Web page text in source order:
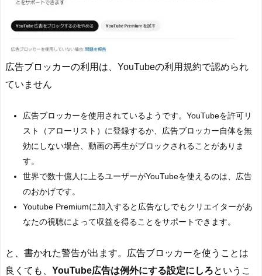
広告ブロッカーの利用は、YouTubeの利用規約で認められ
ていません
広告ブロッカーを使用されているようです。YouTubeを許可リ
スト（アローリスト）に登録するか、広告ブロッカー自体を無
効にしない場合、動画の再生がブロックされることがありま
す。
世界で数十億人に上るユーザーがYouTubeを使えるのは、広告
のおかげです。
Youtube Premiumに加入すると広告なしでもクリエイターがあ
なたの視聴によって収益を得ることをサポートできます。
と、書かれた警告が出ます。広告ブロッカーを使うことは
良くても、 YouTube広告は例外にする設定にしろというこ